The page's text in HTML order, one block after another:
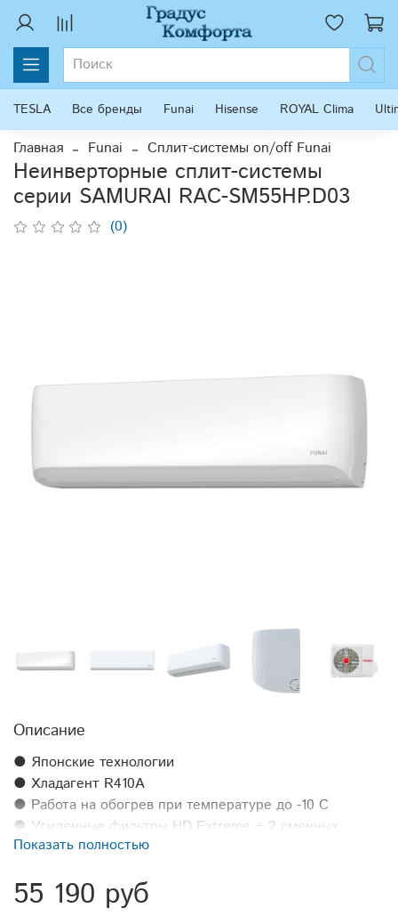
TESLA Все бренды Funai Hisense ROYAL Clima
Главная Funai Сплит-системы on/off Funai
Неинверторные сплит-системы
серии SAMURAI RAC-SM55HP.D03
(0)
Описание
● Японские технологии
● Хладагент R410А
● Работа на обогрев при температуре до -10 С
● Усиленные фильтры HD Extreme + 2 сменных
фильтра SMART Ion
● Режимы SMART FEEL, SMART Air, SILENT,FUZZY,
Показать полностью
55 190 руб